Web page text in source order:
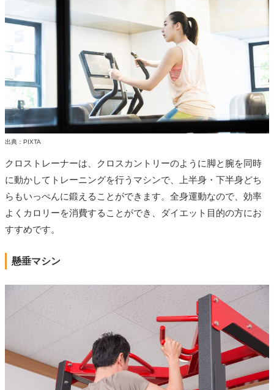
出典：PIXTA
クロストレーナーは、クロスカントリーのように脚と腕を同時
に動かしてトレーニングを行うマシンで、上半身・下半身どち
らもいっぺんに鍛えることができます。全身運動なので、効率
よくカロリーを消費することができ、ダイエット目的の方にお
すすめです。
懸垂マシン